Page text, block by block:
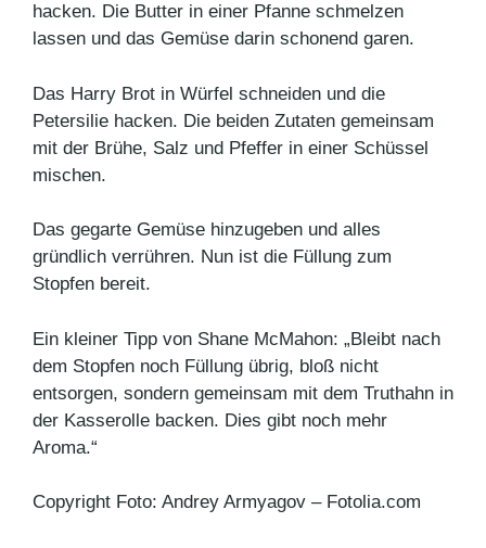
hacken. Die Butter in einer Pfanne schmelzen
lassen und das Gemüse darin schonend garen.
Das Harry Brot in Würfel schneiden und die
Petersilie hacken. Die beiden Zutaten gemeinsam
mit der Brühe, Salz und Pfeffer in einer Schüssel
mischen.
Das gegarte Gemüse hinzugeben und alles
gründlich verrühren. Nun ist die Füllung zum
Stopfen bereit.
Ein kleiner Tipp von Shane McMahon: „Bleibt nach
dem Stopfen noch Füllung übrig, bloß nicht
entsorgen, sondern gemeinsam mit dem Truthahn in
der Kasserolle backen. Dies gibt noch mehr
Aroma.“
Copyright Foto: Andrey Armyagov – Fotolia.com